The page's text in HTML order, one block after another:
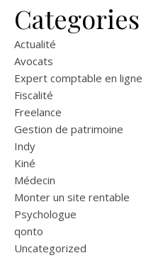
Categories
Actualité
Avocats
Expert comptable en ligne
Fiscalité
Freelance
Gestion de patrimoine
Indy
Kiné
Médecin
Monter un site rentable
Psychologue
qonto
Uncategorized